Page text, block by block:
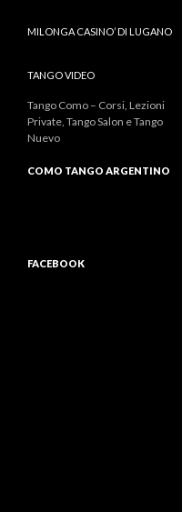
MILONGA CASINO’ DI LUGANO
TANGO VIDEO
Tango Como – Corsi, Lezioni
Private, Tango Salon e Tango
Nuevo
COMO TANGO ARGENTINO
FACEBOOK